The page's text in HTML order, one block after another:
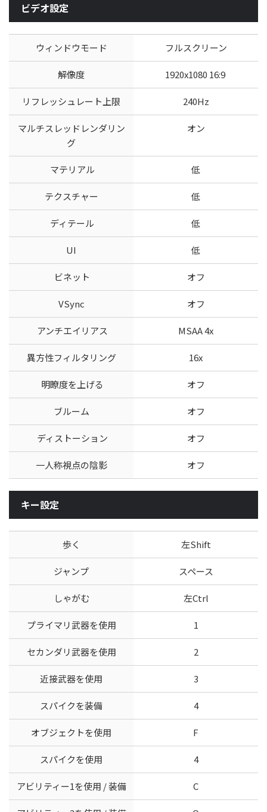
ビデオ設定
ウィンドウモード フルスクリーン
解像度 1920x1080 16:9
リフレッシュレート上限 240Hz
マルチスレッドレンダリン
グ
オン
マテリアル 低
テクスチャー 低
ディテール 低
UI 低
ビネット オフ
VSync オフ
アンチエイリアス MSAA 4x
異方性フィルタリング 16x
明瞭度を上げる オフ
ブルーム オフ
ディストーション オフ
一人称視点の陰影 オフ
キー設定
歩く 左Shift
ジャンプ スペース
しゃがむ 左Ctrl
プライマリ武器を使用 1
セカンダリ武器を使用 2
近接武器を使用 3
スパイクを装備 4
オブジェクトを使用 F
スパイクを使用 4
アビリティー1を使用 / 装備 C